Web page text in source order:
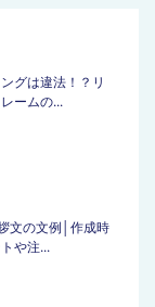
グは違法！？リ
ームの...
文の文例│作成時
や注...